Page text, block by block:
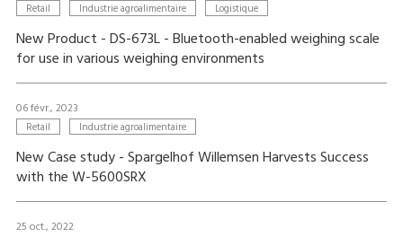
Retail Industrie agroalimentaire Logistique
New Product - DS-673L - Bluetooth-enabled weighing scale
for use in various weighing environments
06 févr., 2023
Retail Industrie agroalimentaire
New Case study - Spargelhof Willemsen Harvests Success
with the W-5600SRX
25 oct., 2022